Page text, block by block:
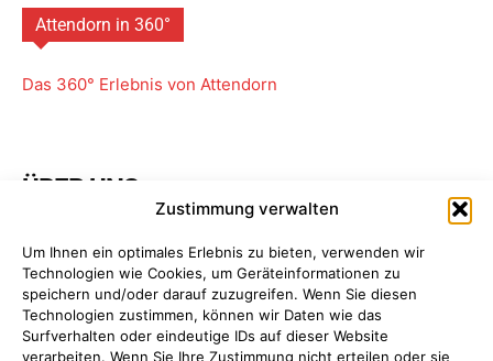
Zustimmung verwalten
Um Ihnen ein optimales Erlebnis zu bieten, verwenden wir
Technologien wie Cookies, um Geräteinformationen zu
speichern und/oder darauf zuzugreifen. Wenn Sie diesen
Technologien zustimmen, können wir Daten wie das
Surfverhalten oder eindeutige IDs auf dieser Website
verarbeiten. Wenn Sie Ihre Zustimmung nicht erteilen oder sie
Attendorn in 360°
Das 360° Erlebnis von Attendorn
ÜBER UNS
+ MEDIA- Attendorn, Paderborn. Wir bieten Ihnen
maßgeschneiderte Komplettpakete für Ihre
Unternehmens­kommunikation. So sparen Sie Zeit, Geld
und Nerven, da Sie nur einen einzigen Ansprechpartner
haben: uns!Mehr erfahren ...